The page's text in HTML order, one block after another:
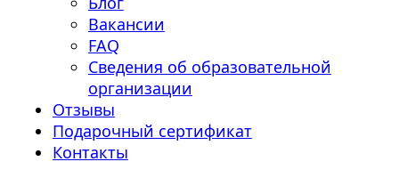
Вакансии
FAQ
Сведения об образовательной
организации
Отзывы
Подарочный сертификат
Контакты